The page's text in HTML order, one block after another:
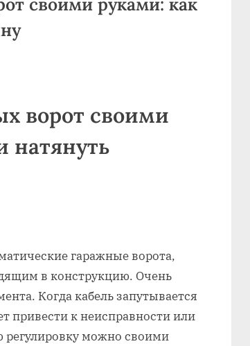
ворот своими
натянуть
гаражные ворота,
в конструкцию. Очень
Когда кабель запутывается
привести к неисправности или
​​регулировку можно своими